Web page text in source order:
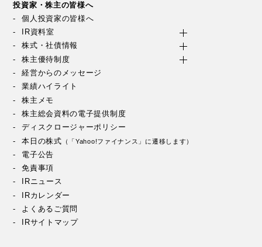
投資家・株主の皆様へ
個人投資家の皆様へ
IR資料室
株式・社債情報
株主優待制度
経営からのメッセージ
業績ハイライト
株主メモ
株主総会資料の電子提供制度
ディスクロージャーポリシー
本日の株式 （「Yahoo!ファイナンス」に遷移します）
電子公告
免責事項
IRニュース
IRカレンダー
よくあるご質問
IRサイトマップ